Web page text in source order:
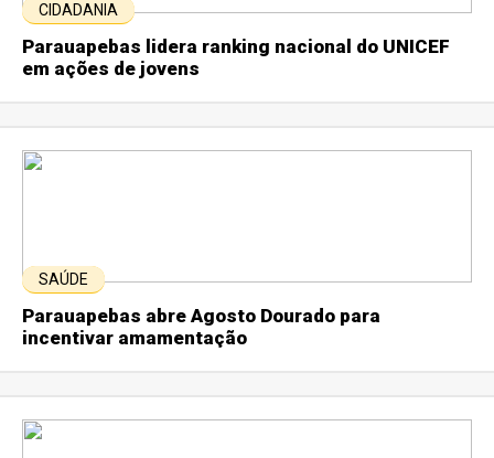
CIDADANIA
Parauapebas lidera ranking nacional do UNICEF
em ações de jovens
SAÚDE
Parauapebas abre Agosto Dourado para
incentivar amamentação